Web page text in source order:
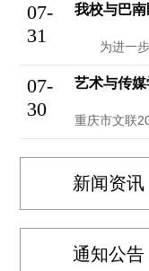
07-
31
07-
30
新闻资讯
通知公告